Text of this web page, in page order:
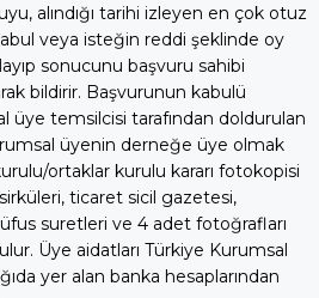
alındığı tarihi izleyen en çok otuz
veya isteğin reddi şeklinde oy
sonucunu başvuru sahibi
bildirir. Başvurunun kabulü
üye temsilcisi tarafından doldurulan
üyenin derneğe üye olmak
ortaklar kurulu kararı fotokopisi
ticaret sicil gazetesi,
suretleri ve 4 adet fotoğrafları
Üye aidatları Türkiye Kurumsal
yer alan banka hesaplarından